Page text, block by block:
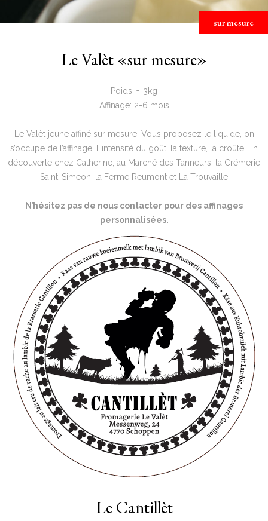
sur mesure
Le Valèt «sur mesure»
Poids: +-3kg
Affinage: 2-6 mois
Le Valèt jeune affiné sur mesure. Vous proposez le liquide, on
s’occupe de l’affinage. L’intensité du goût, la texture, la croûte. En
découverte chez Catherine, au Marché des Tanneurs, la Crémerie
Saint-Simeon, la Ferme Reumont et La Trouvaille
N’hésitez pas de nous contacter pour des affinages
personnalisées.
Le Cantillèt